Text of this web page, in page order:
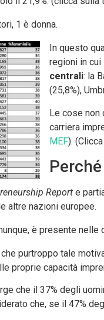
1 è donna.
In questo
regioni in
centrali: la
(25,8%),
Le cose non
carriera
MEF).
Report e
altre nazioni europee.
è presente nelle
purtroppo tale
proprie capacità
che il 37% degli
che, se il 47%